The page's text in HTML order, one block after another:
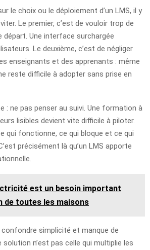
le choix ou le déploiement d’un LMS, il y
Le premier, c’est de vouloir trop de
Une interface surchargée
Le deuxième, c’est de négliger
enseignants et des apprenants : même
reste difficile à adopter sans prise en
: ne pas penser au suivi. Une formation à
lisibles devient vite difficile à piloter.
qui fonctionne, ce qui bloque et ce qui
précisément là qu’un LMS apporte
est un besoin important
de toutes les maisons
simplicité et manque de
solution n’est pas celle qui multiplie les